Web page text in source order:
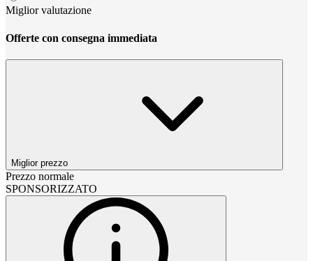
Miglior valutazione
Offerte con consegna immediata
Miglior prezzo
Prezzo normale
SPONSORIZZATO